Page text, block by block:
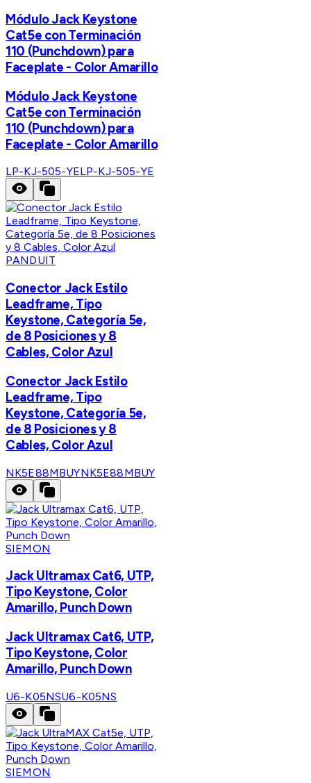
Módulo Jack Keystone
Cat5e con Terminación
110 (Punchdown) para
Faceplate - Color Amarillo
Módulo Jack Keystone
Cat5e con Terminación
110 (Punchdown) para
Faceplate - Color Amarillo
LP-KJ-505-YELP-KJ-505-YE
PANDUIT
Conector Jack Estilo
Leadframe, Tipo
Keystone, Categoría 5e,
de 8 Posiciones y 8
Cables, Color Azul
Conector Jack Estilo
Leadframe, Tipo
Keystone, Categoría 5e,
de 8 Posiciones y 8
Cables, Color Azul
NK5E88MBUYNK5E88MBUY
SIEMON
Jack Ultramax Cat6, UTP,
Tipo Keystone, Color
Amarillo, Punch Down
Jack Ultramax Cat6, UTP,
Tipo Keystone, Color
Amarillo, Punch Down
U6-K05NSU6-K05NS
SIEMON